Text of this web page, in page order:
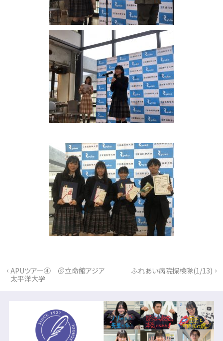
‹ APUツアー④ ＠立命館アジア
太平洋大学
ふれあい病院探検隊(1/13) ›